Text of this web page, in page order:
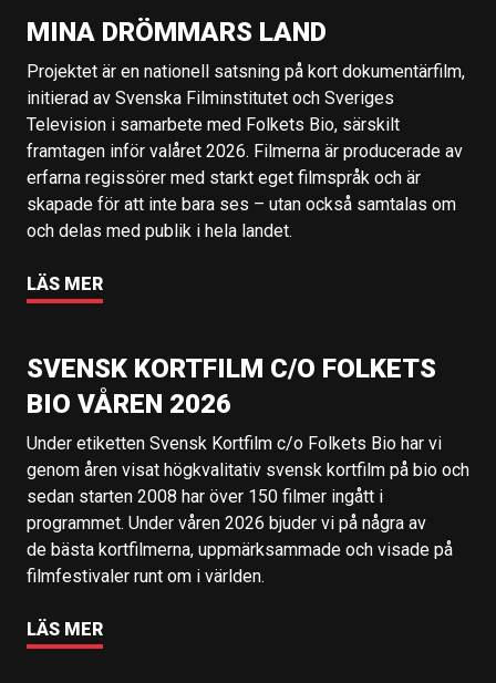
MINA DRÖMMARS LAND
Projektet är en nationell satsning på kort dokumentärfilm,
initierad av Svenska Filminstitutet och Sveriges
Television i samarbete med Folkets Bio, särskilt
framtagen inför valåret 2026. Filmerna är producerade av
erfarna regissörer med starkt eget filmspråk och är
skapade för att inte bara ses – utan också samtalas om
och delas med publik i hela landet.
LÄS MER
SVENSK KORTFILM C/O FOLKETS
BIO VÅREN 2026
Under etiketten Svensk Kortfilm c/o Folkets Bio har vi
genom åren visat högkvalitativ svensk kortfilm på bio och
sedan starten 2008 har över 150 filmer ingått i
programmet. Under våren 2026 bjuder vi på några av
de bästa kortfilmerna, uppmärksammade och visade på
filmfestivaler runt om i världen.
LÄS MER